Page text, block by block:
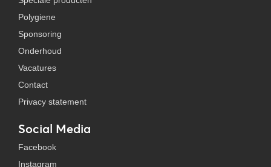
Polygiene
Sponsoring
Onderhoud
Vacatures
Contact
Privacy statement
Social Media
Facebook
Instagram